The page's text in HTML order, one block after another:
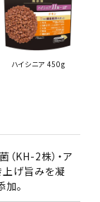
ハイシニア 450g
KH-2株）・ア
上げ旨みを凝
。